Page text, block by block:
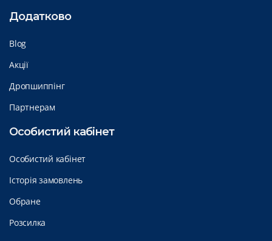
Додатково
Blog
Акції
Дропшиппінг
Партнерам
Особистий кабінет
Особистий кабінет
Історія замовлень
Обране
Розсилка